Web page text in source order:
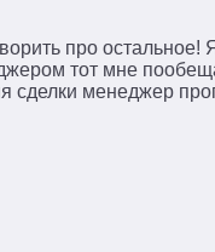
про остальное!
тот мне
сделки менеджер